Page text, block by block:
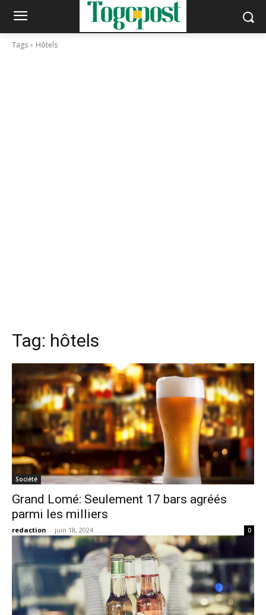
Tags Hôtels
Tag: hôtels
Société
Grand Lomé: Seulement 17 bars agréés
parmi les milliers
redaction - juin 18, 2024 0